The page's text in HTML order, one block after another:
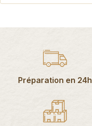
Préparation en 24h